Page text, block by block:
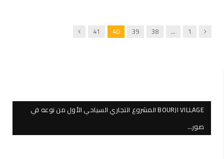
Previous
1
…
38
39
40
41
Next
BOURJI VILLAGE المشروع التجاري السياحي الأول من نوعه في
صور…